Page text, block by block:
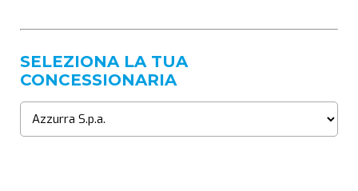
SELEZIONA LA TUA
CONCESSIONARIA